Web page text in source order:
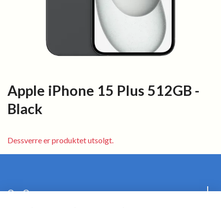
Apple iPhone 15 Plus 512GB -
Black
Dessverre er produktet utsolgt.
Om Oss